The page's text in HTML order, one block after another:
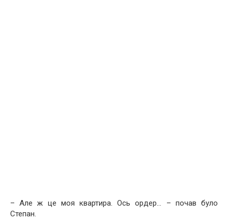
– Але ж це моя квартира. Ось ордер… – почав було
Степан.